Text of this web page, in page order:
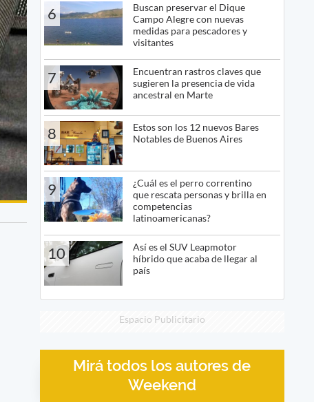
6
Buscan preservar el Dique
Campo Alegre con nuevas
medidas para pescadores y
visitantes
7
Encuentran rastros claves que
sugieren la presencia de vida
ancestral en Marte
8
Estos son los 12 nuevos Bares
Notables de Buenos Aires
9
¿Cuál es el perro correntino
que rescata personas y brilla en
competencias
latinoamericanas?
10
Así es el SUV Leapmotor
híbrido que acaba de llegar al
país
Espacio Publicitario
Mirá todos los autores de
Weekend